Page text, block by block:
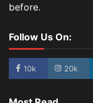
before.
Follow Us On:
10k 20k